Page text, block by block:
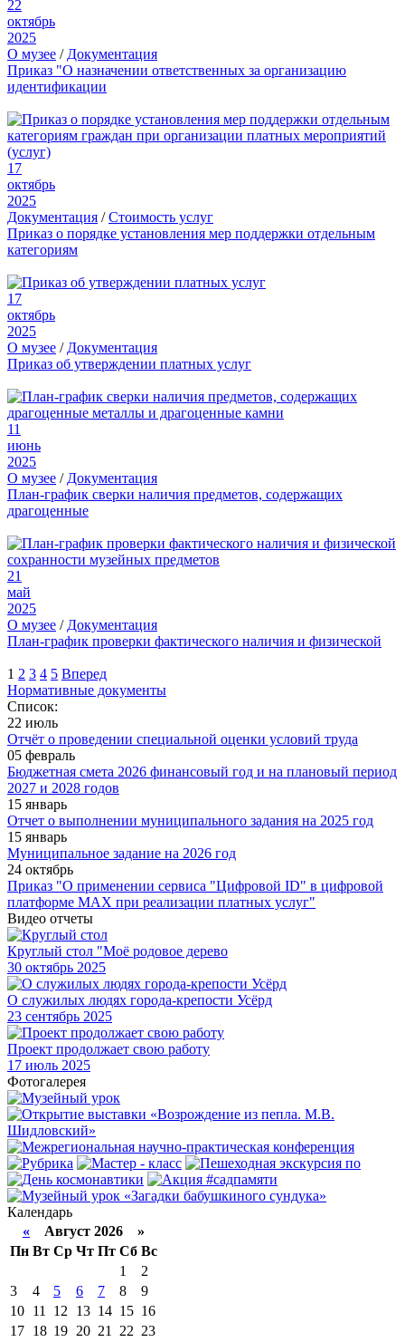
22
октябрь
2025
О музее / Документация
Приказ "О назначении ответственных за организацию
идентификации
17
октябрь
2025
Документация /Стоимость услуг
Приказ о порядке установления мер поддержки отдельным
категориям
17
октябрь
2025
О музее / Документация
Приказ об утверждении платных услуг
11
июнь
2025
О музее / Документация
План-график сверки наличия предметов, содержащих
драгоценные
21
май
2025
О музее / Документация
План-график проверки фактического наличия и физической
1 2 3 4 5 Вперед
Нормативные документы
Список:
22 июль
Отчёт о проведении специальной оценки условий труда
05 февраль
Бюджетная смета 2026 финансовый год и на плановый период
2027 и 2028 годов
15 январь
Отчет о выполнении муниципального задания на 2025 год
15 январь
Муниципальное задание на 2026 год
24 октябрь
Приказ "О применении сервиса "Цифровой ID" в цифровой
платформе МАХ при реализации платных услуг"
Видео отчеты
Круглый стол "Моё родовое дерево
30 октябрь 2025
О служилых людях города-крепости Усёрд
23 сентябрь 2025
Проект продолжает свою работу
17 июль 2025
Фотогалерея
Календарь
« Август 2026 »
Пн Вт Ср Чт Пт Сб Вс
1
2
3
4 5 6 7 8
9
10 11 12 13 14 15 16
17 18 19 20 21 22 23